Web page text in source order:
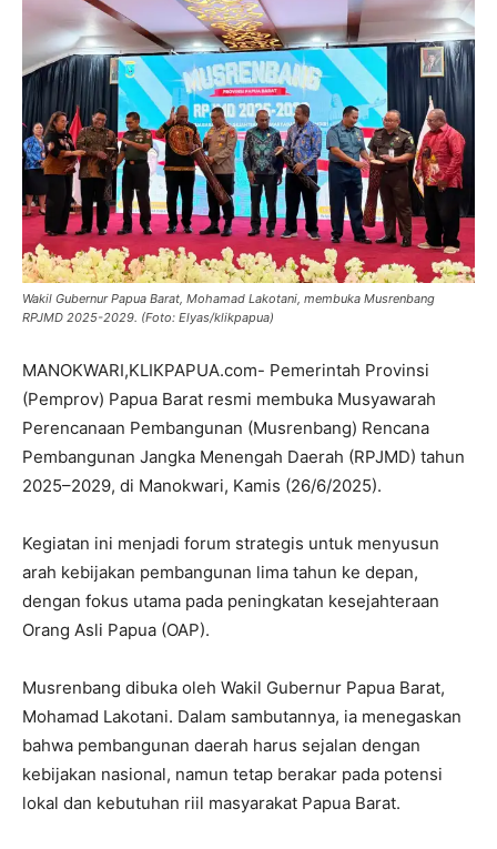
Wakil Gubernur Papua Barat, Mohamad Lakotani, membuka Musrenbang
RPJMD 2025-2029. (Foto: Elyas/klikpapua)
MANOKWARI,KLIKPAPUA.com- Pemerintah Provinsi
(Pemprov) Papua Barat resmi membuka Musyawarah
Perencanaan Pembangunan (Musrenbang) Rencana
Pembangunan Jangka Menengah Daerah (RPJMD) tahun
2025–2029, di Manokwari, Kamis (26/6/2025).
Kegiatan ini menjadi forum strategis untuk menyusun
arah kebijakan pembangunan lima tahun ke depan,
dengan fokus utama pada peningkatan kesejahteraan
Orang Asli Papua (OAP).
Musrenbang dibuka oleh Wakil Gubernur Papua Barat,
Mohamad Lakotani. Dalam sambutannya, ia menegaskan
bahwa pembangunan daerah harus sejalan dengan
kebijakan nasional, namun tetap berakar pada potensi
lokal dan kebutuhan riil masyarakat Papua Barat.